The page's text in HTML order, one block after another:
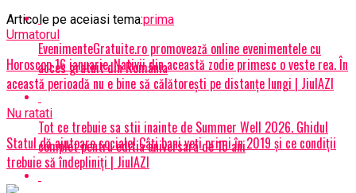
Articole pe aceiasi tema:prima
Urmatorul
Horoscop 16 ianuarie. Nativii din această zodie primesc o veste rea. În
această perioadă nu e bine să călătoreşti pe distanţe lungi | JiulAZI
Nu ratati
Statul dă ajutoare sociale! Câți bani veți primi în 2019 și ce condiții
trebuie să îndepliniți | JiulAZI
EvenimenteGratuite.ro promovează online evenimentele cu
acces gratuit din România
Tot ce trebuie sa stii inainte de Summer Well 2026. Ghidul
complet pentru editia aniversara de 15 ani